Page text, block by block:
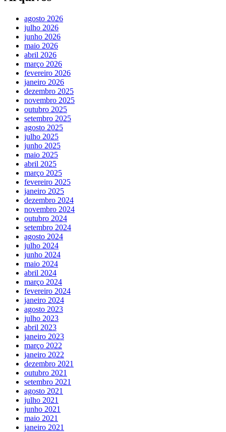
agosto 2026
julho 2026
junho 2026
maio 2026
abril 2026
março 2026
fevereiro 2026
janeiro 2026
dezembro 2025
novembro 2025
outubro 2025
setembro 2025
agosto 2025
julho 2025
junho 2025
maio 2025
abril 2025
março 2025
fevereiro 2025
janeiro 2025
dezembro 2024
novembro 2024
outubro 2024
setembro 2024
agosto 2024
julho 2024
junho 2024
maio 2024
abril 2024
março 2024
fevereiro 2024
janeiro 2024
agosto 2023
julho 2023
abril 2023
janeiro 2023
março 2022
janeiro 2022
dezembro 2021
outubro 2021
setembro 2021
agosto 2021
julho 2021
junho 2021
maio 2021
janeiro 2021